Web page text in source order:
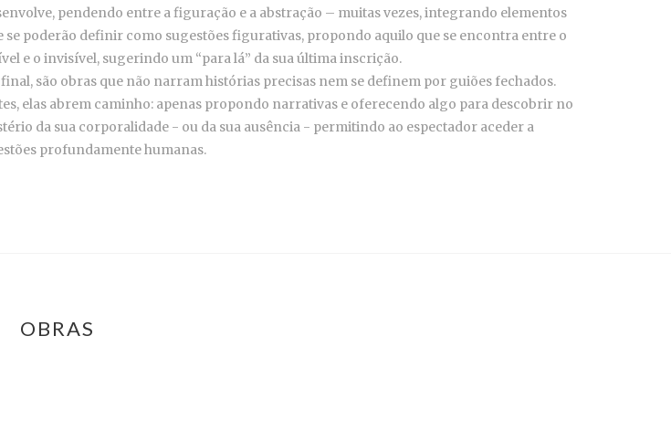
pendendo entre a figuração e a abstração – muitas vezes, integrando elementos
se poderão definir como sugestões figurativas, propondo aquilo que se encontra entre o
e o invisível, sugerindo um “para lá” da sua última inscrição.
são obras que não narram histórias precisas nem se definem por guiões fechados.
elas abrem caminho: apenas propondo narrativas e oferecendo algo para descobrir no
da sua corporalidade - ou da sua ausência - permitindo ao espectador aceder a
profundamente humanas.
OBRAS